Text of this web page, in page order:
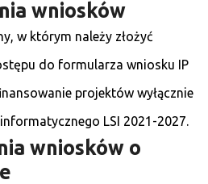
wniosków
w którym należy złożyć
do formularza wniosku IP
projektów wyłącznie
LSI 2021-2027.
wniosków o